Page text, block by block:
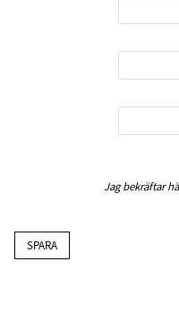
Jag bekräftar
SPARA